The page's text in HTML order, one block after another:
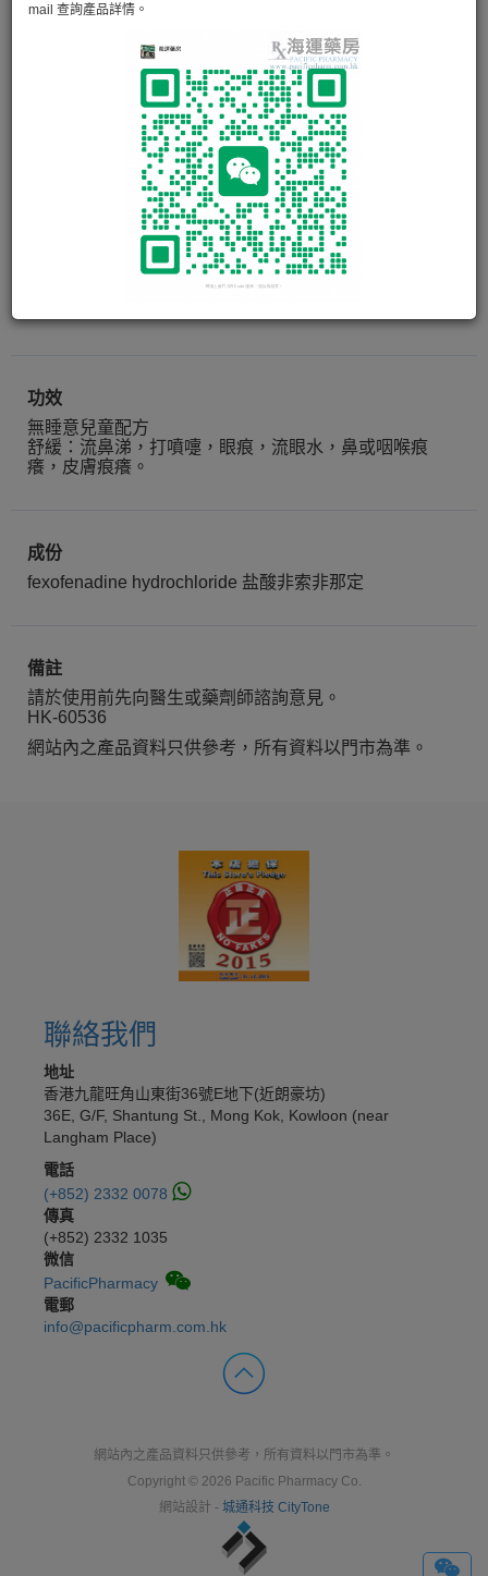
mail 查詢產品詳情。
退敏快(兒童配方) TELFAST
ORAL SUSPENSION
PEDIATRIC 6MG/ML
功效
無睡意兒童配方
舒緩：流鼻涕，打噴嚏，眼痕，流眼水，鼻或咽喉痕
癢，皮膚痕癢。
成份
fexofenadine hydrochloride 盐酸非索非那定
備註
請於使用前先向醫生或藥劑師諮詢意見。
HK-60536
網站內之產品資料只供參考，所有資料以門市為準。
聯絡我們
地址
香港九龍旺角山東街36號E地下(近朗豪坊)
36E, G/F, Shantung St., Mong Kok, Kowloon (near
Langham Place)
電話
(+852) 2332 0078
傳真
(+852) 2332 1035
微信
PacificPharmacy
電郵
info@pacificpharm.com.hk
網站內之產品資料只供參考，所有資料以門市為準。
Copyright © 2026 Pacific Pharmacy Co.
網站設計 - 城通科技 CityTone